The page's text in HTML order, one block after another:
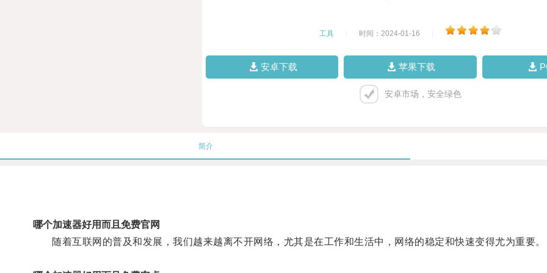
工具 时间：2024-01-16
安卓下载 苹果下载
安卓市场，安全绿色
简介
哪个加速器好用而且免费官网
随着互联网的普及和发展，我们越来越离不开网络，尤其是在工作和生活中，网络的稳定和快速变得尤为重要。